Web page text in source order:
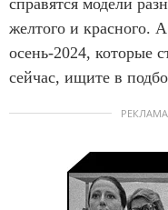
желтого и красного.
осень-2024, которые
сейчас, ищите в